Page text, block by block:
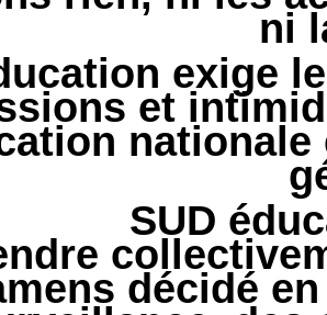
ni
exige
et
SUD
décidé